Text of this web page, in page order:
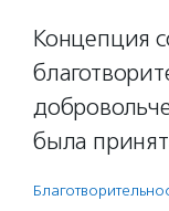
Концепция
была